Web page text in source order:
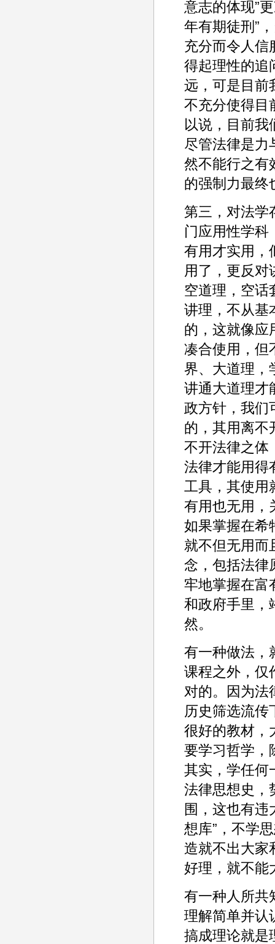
意志的体现”
年有期徒刑”
充分而令人信
得起理性的追
远，可是目前
不充分使得目
以说，目前
尽管法律是力
然不能行之有
的强制力最终
第三，对法学
门应用性学科
有用才实用，
用了，更反对
空道理，空话
讲理，不从基
的，这就像应
凑合使用，但
界、大道理，
讲通大道理才
政方针，我们
的，其用离不
不开法律之体
法律才能用得
工具，其使用
有用也无用，
如果掌握在希
就不但无用而
念，包括法律
牢地掌握在富
和政府手里，
然。
有一种做法，
课程之外，仅
对的。因为法
历史筛选流传
很好的教材，
要学习哲学
其实，学任何
法律思想史，
围，这也有违
想库”，不学
造就不出大家
好理，就不能
有一种人所共
理解简单并认
搞成理论就是